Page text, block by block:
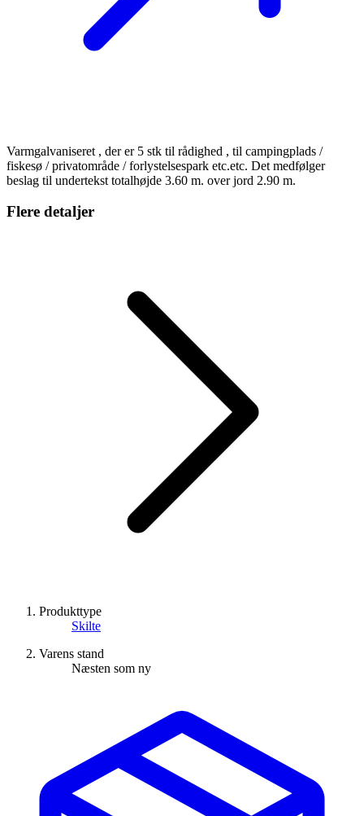
Varmgalvaniseret , der er 5 stk til rådighed , til campingplads /
fiskesø / privatområde / forlystelsespark etc.etc. Det medfølger
beslag til undertekst totalhøjde 3.60 m. over jord 2.90 m.
Flere detaljer
Produkttype
Skilte
Varens stand
Næsten som ny